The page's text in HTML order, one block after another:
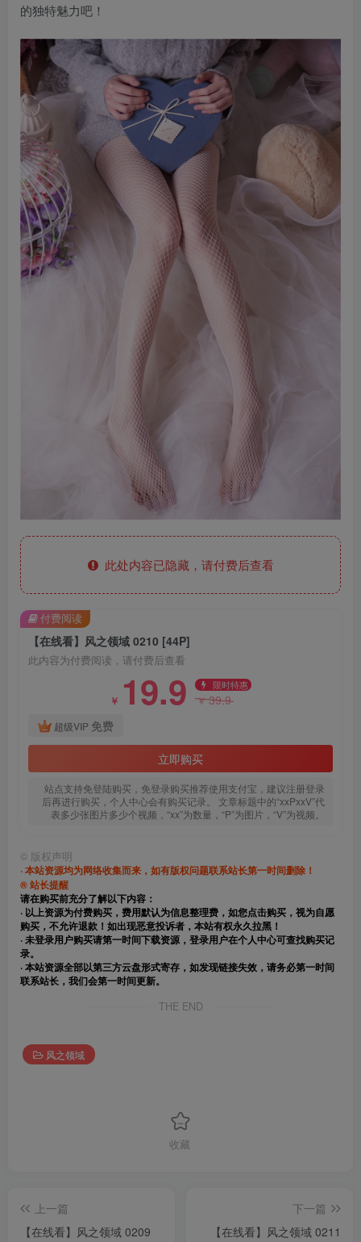
的独特魅力吧！
此处内容已隐藏，请付费后查看
【在线看】风之领域 0210 [44P]
此内容为付费阅读，请付费后查看
￥ 19.9 限时特惠
￥39.9
超级VIP 免费
立即购买
站点支持免登陆购买，免登录购买推荐使用支付宝，建议注册登录
后再进行购买，个人中心会有购买记录。 文章标题中的“xxPxxV”代
表多少张图片多少个视频，“xx”为数量，“P”为图片，“V”为视频。
付费阅读
© 版权声明
· 本站资源均为网络收集而来，如有版权问题联系站长第一时间删除！
® 站长提醒
请在购买前充分了解以下内容：
· 以上资源为付费购买，费用默认为信息整理费，如您点击购买，视为自愿
购买，不允许退款！如出现恶意投诉者，本站有权永久拉黑！
· 未登录用户购买请第一时间下载资源，登录用户在个人中心可查找购买记
录。
· 本站资源全部以第三方云盘形式寄存，如发现链接失效，请务必第一时间
联系站长，我们会第一时间更新。
THE END
风之领域
收藏
上一篇
【在线看】风之领域 0209
下一篇
【在线看】风之领域 0211